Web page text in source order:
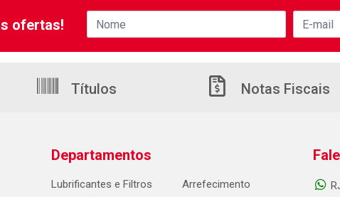
ofertas!
Títulos Notas Fiscais
Departamentos
Lubrificantes e Filtros
Arrefecimento